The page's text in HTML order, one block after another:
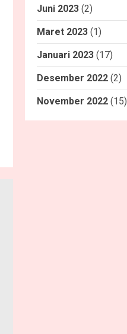
Juni 2023 (2)
Maret 2023 (1)
Januari 2023 (17)
Desember 2022 (2)
November 2022 (15)